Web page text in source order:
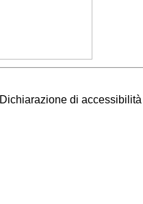
Dichiarazione di